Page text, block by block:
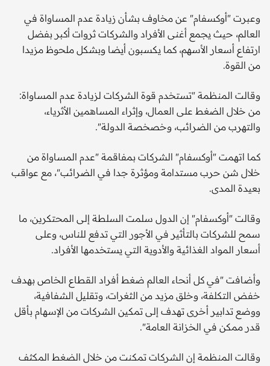
وعبرت "أوكسفام" عن مخاوف بشأن زيادة عدم المساواة في
العالم، حيث يجمع أغنى الأفراد والشركات ثروات أكبر بفضل
ارتفاع أسعار الأسهم، كما يكسبون أيضا وبشكل ملحوظ مزيدا
من القوة.
وقالت المنظمة "تستخدم قوة الشركات لزيادة عدم المساواة:
من خلال الضغط على العمال، وإثراء المساهمين الأثرياء،
والتهرب من الضرائب، وخصخصة الدولة".
كما اتهمت "أوكسفام" الشركات بمفاقمة "عدم المساواة من
خلال شن حرب مستدامة ومؤثرة جدا في الضرائب"، مع عواقب
بعيدة المدى.
وقالت "أوكسفام" إن الدول سلمت السلطة إلى المحتكرين، ما
سمح للشركات بالتأثير في الأجور التي تدفع للناس، وعلى
أسعار المواد الغذائية والأدوية التي يستخدمها الأفراد.
وأضافت "في كل أنحاء العالم ضغط أفراد القطاع الخاص بهدف
خفض التكلفة، وخلق مزيد من الثغرات، وتقليل الشفافية،
ووضع تدابير أخرى تهدف إلى تمكين الشركات من الإسهام بأقل
قدر ممكن في الخزانة العامة".
وقالت المنظمة إن الشركات تمكنت من خلال الضغط المكثف